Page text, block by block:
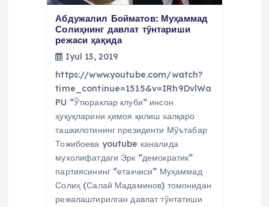
Абдужалил Бойматов: Муҳаммад
Солиҳнинг давлат тўнтариши
режаси ҳақида
Iyul 13, 2019
https://www.youtube.com/watch?
time_continue=1515&v=IRh9DvlWa
PU “Ўтюраклар клуби” инсон
ҳуқуқларини ҳимоя қилиш халқаро
ташкилотининг президенти Мўътабар
Тожибоева youtube каналида
мухолифатдаги Эрк “демократик”
партиясининг “етакчиси” Муҳаммад
Солиҳ (Салай Мадаминов) томонидан
режалаштирилган давлат тўнтатиши